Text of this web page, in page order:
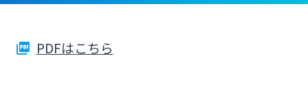
PDFはこちら